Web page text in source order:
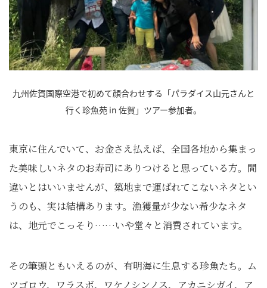
九州佐賀国際空港で初めて顔合わせする「パラダイス山元さんと
行く珍魚苑 in 佐賀」ツアー参加者。
東京に住んでいて、お金さえ払えば、全国各地から集まっ
た美味しいネタのお寿司にありつけると思っている方。間
違いとはいいませんが、築地まで運ばれてこないネタとい
うのも、実は結構あります。漁獲量が少ない希少なネタ
は、地元でこっそり……いや堂々と消費されています。
その筆頭ともいえるのが、有明海に生息する珍魚たち。ム
ツゴロウ、ワラスボ、ワケノシンノス、アカニシガイ、ア